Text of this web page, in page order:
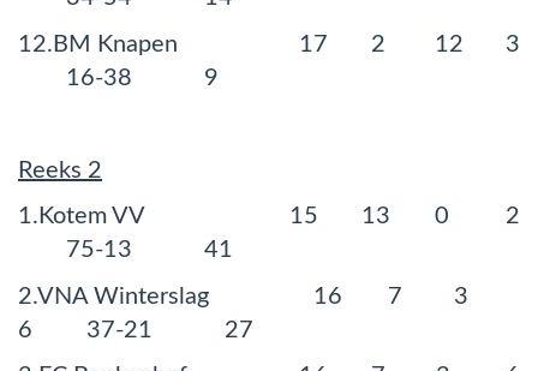
12.BM Knapen 17 2 12 3
16-38 9
Reeks 2
1.Kotem VV 15 13 0 2
75-13 41
2.VNA Winterslag 16 7 3
6 37-21 27